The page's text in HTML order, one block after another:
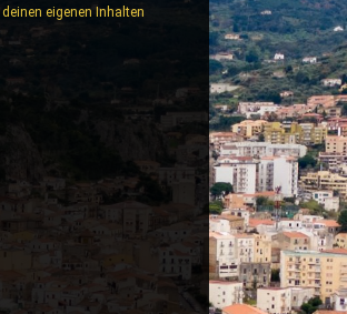
eigenen Inhalten